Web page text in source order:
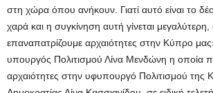
στη χώρα όπου ανήκουν. Γιατί αυτό είναι το
χαρά και η συγκίνηση αυτή γίνεται μεγαλύτερη,
επαναπατρίζουμε αρχαιότητες στην Κύπρο
υπουργός Πολιτισμού Λίνα Μενδώνη η οποία
αρχαιότητες στην υφυπουργό Πολιτισμού της